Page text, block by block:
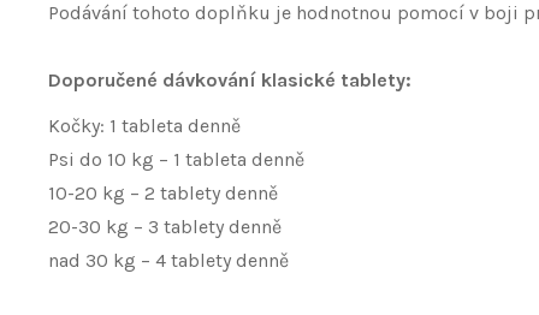
Podávání tohoto doplňku je hodnotnou pomocí v boji
Doporučené dávkování klasické tablety:
Kočky: 1 tableta denně
Psi do 10 kg – 1 tableta denně
10-20 kg – 2 tablety denně
20-30 kg – 3 tablety denně
nad 30 kg – 4 tablety denně